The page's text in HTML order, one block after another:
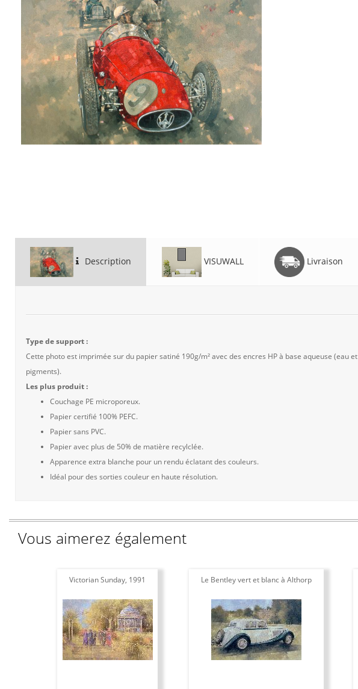
Description VISUWALL Livraison
Type de support :
Cette photo est imprimée sur du papier satiné 190g/m² avec des encres HP à base aqueuse (eau et
pigments).
Les plus produit :
Couchage PE microporeux.
Papier certifié 100% PEFC.
Papier sans PVC.
Papier avec plus de 50% de matière recylclée.
Apparence extra blanche pour un rendu éclatant des couleurs.
Idéal pour des sorties couleur en haute résolution.
Vous aimerez également
Victorian Sunday, 1991 Le Bentley vert et blanc à Althorp